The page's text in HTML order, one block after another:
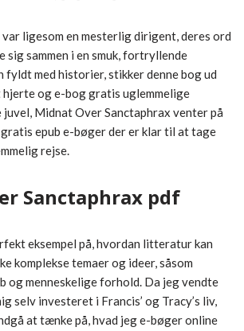
ligesom en mesterlig dirigent, deres ord
sig sammen i en smuk, fortryllende
fyldt med historier, stikker denne bog ud
hjerte og e-bog gratis uglemmelige
Midnat Over Sanctaphrax venter på
epub e-bøger der er klar til at tage
rejse.
Sanctaphrax pdf
eksempel på, hvordan litteratur kan
komplekse temaer og ideer, såsom
og menneskelige forhold. Da jeg vendte
selv investeret i Francis’ og Tracy’s liv,
at tænke på, hvad jeg e-bøger online